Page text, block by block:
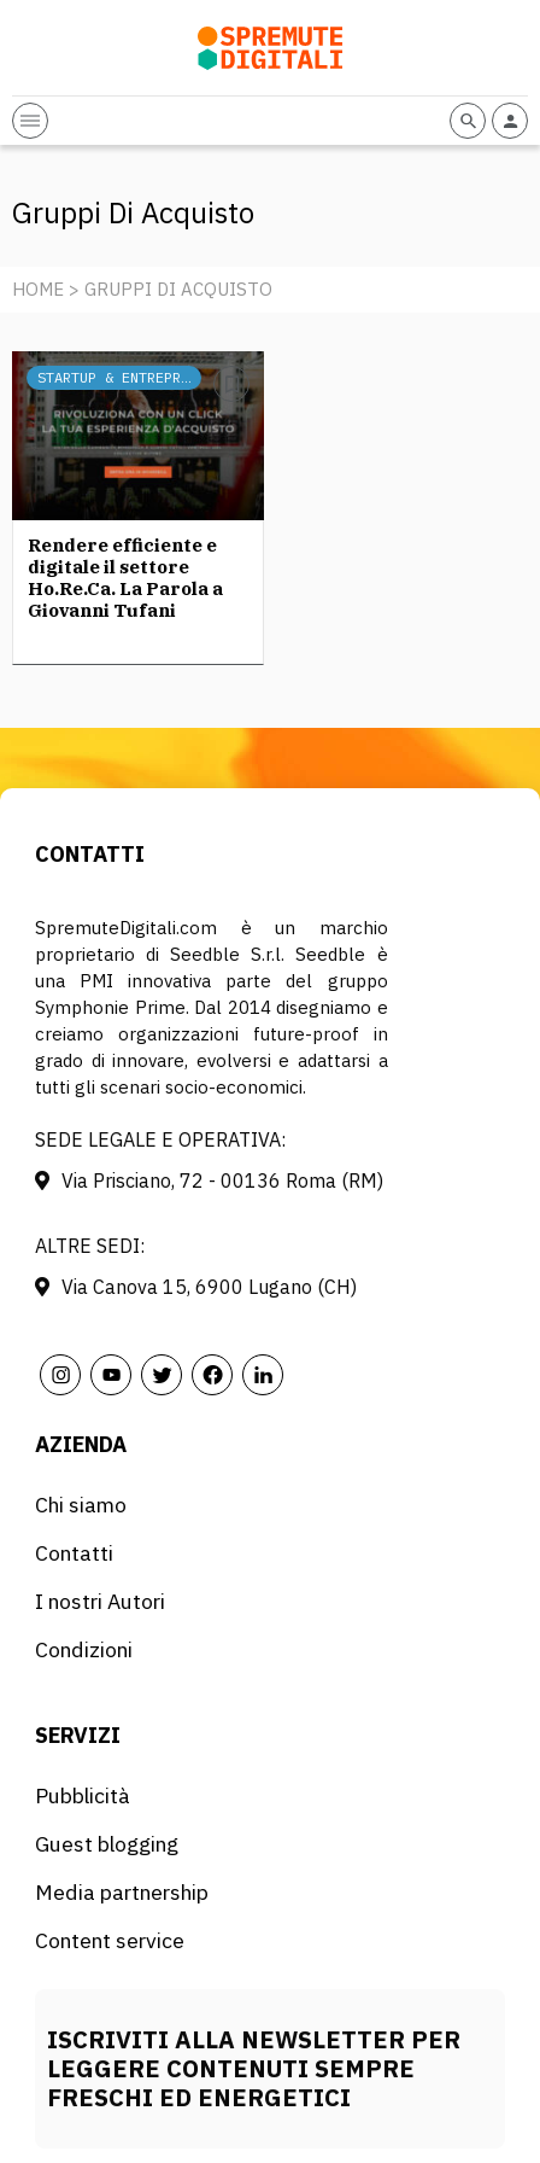
Gruppi Di Acquisto
HOME > GRUPPI DI ACQUISTO
STARTUP & ENTREPRENEURSHIP
Rendere efficiente e
digitale il settore
Ho.Re.Ca. La Parola a
Giovanni Tufani
CONTATTI
SpremuteDigitali.com è un marchio
proprietario di Seedble S.r.l. Seedble è
una PMI innovativa parte del gruppo
Symphonie Prime. Dal 2014 disegniamo e
creiamo organizzazioni future-proof in
grado di innovare, evolversi e adattarsi a
tutti gli scenari socio-economici.
SEDE LEGALE E OPERATIVA:
Via Prisciano, 72 - 00136 Roma (RM)
ALTRE SEDI:
Via Canova 15, 6900 Lugano (CH)
AZIENDA
Chi siamo
Contatti
I nostri Autori
Condizioni
SERVIZI
Pubblicità
Guest blogging
Media partnership
Content service
ISCRIVITI ALLA NEWSLETTER PER
LEGGERE CONTENUTI SEMPRE
FRESCHI ED ENERGETICI